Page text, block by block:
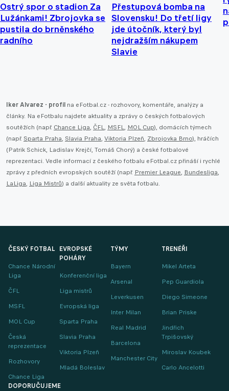
Ostrý spor o stadion Za
Lužánkami! Zbrojovka se
pustila do brněnského
radního
Přestupová bomba na
Slovensku! Do třetí ligy
jde útočník, který byl
nejdražším nákupem
Slavie
Iker Alvarez - profil na eFotbal.cz - rozhovory, komentáře, analýzy a
články. Na eFotbalu najdete aktuality a zprávy o českých fotbalových
soutěžích (např. Chance Liga, ČFL, MSFL, MOL Cup), domácích týmech
(např. Sparta Praha, Slavia Praha, Viktoria Plzeň, Zbrojovka Brno), hráčích
(Patrik Schick, Ladislav Krejčí, Tomáš Chorý) a české fotbalové
reprezentaci. Vedle informací z českého fotbalu eFotbal.cz přináší i rychlé
zprávy z předních evropských soutěží (např. Premier League, Bundesliga,
LaLiga, Liga Mistrů) a další aktuality ze světa fotbalu.
ČESKÝ FOTBAL
Chance Národní
Liga
ČFL
MSFL
MOL Cup
Česká
reprezentace
Rozhovory
Chance Liga
EVROPSKÉ
POHÁRY
Konferenční liga
Liga mistrů
Evropská liga
Sparta Praha
Slavia Praha
Viktoria Plzeň
Mladá Boleslav
TÝMY
Bayern
Arsenal
Leverkusen
Inter Milan
Real Madrid
Barcelona
Manchester City
TRENÉŘI
Mikel Arteta
Pep Guardiola
Diego Simeone
Brian Priske
Jindřich
Trpišovský
Miroslav Koubek
Carlo Ancelotti
DOPORUČUJEME